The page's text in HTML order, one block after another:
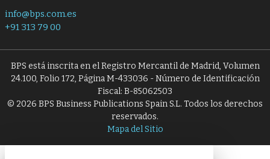
info@bps.com.es
+91 313 79 00
BPS está inscrita en el Registro Mercantil de Madrid, Volumen
24.100, Folio 172, Página M-433036 - Número de Identificación
Fiscal: B-85062503
© 2026 BPS Business Publications Spain S.L. Todos los derechos
reservados.
Mapa del Sitio